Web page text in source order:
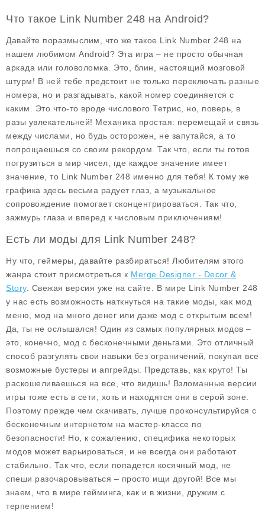
Что такое Link Number 248 на Android?
Давайте поразмыслим, что же такое Link Number 248 на
нашем любимом Android? Эта игра – не просто обычная
аркада или головоломка. Это, блин, настоящий мозговой
штурм! В ней тебе предстоит не только переключать разные
номера, но и разгадывать, какой номер соединяется с
каким. Это что-то вроде числового Тетрис, но, поверь, в
разы увлекательней! Механика простая: перемещай и связь
между числами, но будь осторожен, не запутайся, а то
попрощаешься со своим рекордом. Так что, если ты готов
погрузиться в мир чисел, где каждое значение имеет
значение, то Link Number 248 именно для тебя! К тому же
графика здесь весьма радует глаз, а музыкальное
сопровождение помогает сконцентрироваться. Так что,
зажмурь глаза и вперед к числовым приключениям!
Есть ли моды для Link Number 248?
Ну что, геймеры, давайте разбираться! Любителям этого
жанра стоит присмотреться к Merge Designer - Decor &
Story. Свежая версия уже на сайте. В мире Link Number 248
у нас есть возможность наткнуться на такие моды , как мод
меню, мод на много денег или даже мод с открытым всем!
Да, ты не ослышался! Один из самых популярных модов –
это, конечно, мод с бесконечными деньгами. Это отличный
способ разгулять свои навыки без ограничений, покупая все
возможные бустеры и апгрейды. Представь, как круто! Ты
раскошеливаешься на все, что видишь! Взломанные версии
игры тоже есть в сети, хоть и находятся они в серой зоне.
Поэтому прежде чем скачивать, лучше проконсультируйся с
бесконечным интернетом на мастер-классе по
безопасности! Но, к сожалению, специфика некоторых
модов может варьироваться, и не всегда они работают
стабильно. Так что, если попадется косячный мод, не
спеши разочаровываться – просто ищи другой! Все мы
знаем, что в мире гейминга, как и в жизни, дружим с
терпением!